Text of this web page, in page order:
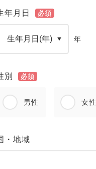
年月日 必須
年
別 必須
男性 女性
・地域